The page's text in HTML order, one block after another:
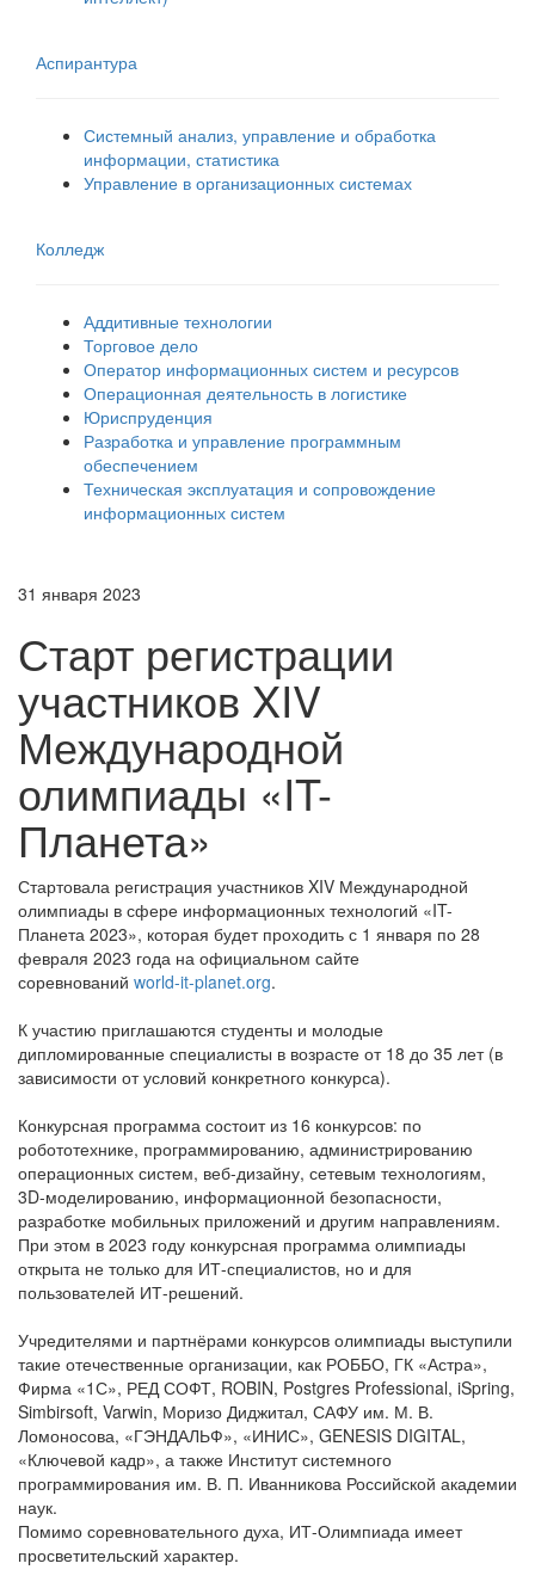
Аспирантура
Системный анализ, управление и обработка
информации, статистика
Управление в организационных системах
Колледж
Аддитивные технологии
Торговое дело
Оператор информационных систем и ресурсов
Операционная деятельность в логистике
Юриспруденция
Разработка и управление программным
обеспечением
Техническая эксплуатация и сопровождение
информационных систем
31 января 2023
Старт регистрации
участников XIV
Международной
олимпиады «IT-
Планета»
Стартовала регистрация участников XIV Международной
олимпиады в сфере информационных технологий «IT-
Планета 2023», которая будет проходить с 1 января по 28
февраля 2023 года на официальном сайте
соревнований world-it-planet.org.
К участию приглашаются студенты и молодые
дипломированные специалисты в возрасте от 18 до 35 лет (в
зависимости от условий конкретного конкурса).
Конкурсная программа состоит из 16 конкурсов: по
робототехнике, программированию, администрированию
операционных систем, веб-дизайну, сетевым технологиям,
3D-моделированию, информационной безопасности,
разработке мобильных приложений и другим направлениям.
При этом в 2023 году конкурсная программа олимпиады
открыта не только для ИТ-специалистов, но и для
пользователей ИТ-решений.
Учредителями и партнёрами конкурсов олимпиады выступили
такие отечественные организации, как РОББО, ГК «Астра»,
Фирма «1С», РЕД СОФТ, ROBIN, Postgres Professional, iSpring,
Simbirsoft, Varwin, Моризо Диджитал, САФУ им. М. В.
Ломоносова, «ГЭНДАЛЬФ», «ИНИС», GENESIS DIGITAL,
«Ключевой кадр», а также Институт системного
программирования им. В. П. Иванникова Российской академии
наук.
Помимо соревновательного духа, ИТ-Олимпиада имеет
просветительский характер.